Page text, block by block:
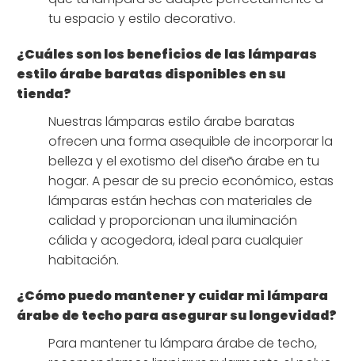
tu espacio y estilo decorativo.
¿Cuáles son los beneficios de las lámparas
estilo árabe baratas disponibles en su
tienda?
Nuestras lámparas estilo árabe baratas
ofrecen una forma asequible de incorporar la
belleza y el exotismo del diseño árabe en tu
hogar. A pesar de su precio económico, estas
lámparas están hechas con materiales de
calidad y proporcionan una iluminación
cálida y acogedora, ideal para cualquier
habitación.
¿Cómo puedo mantener y cuidar mi lámpara
árabe de techo para asegurar su longevidad?
Para mantener tu lámpara árabe de techo,